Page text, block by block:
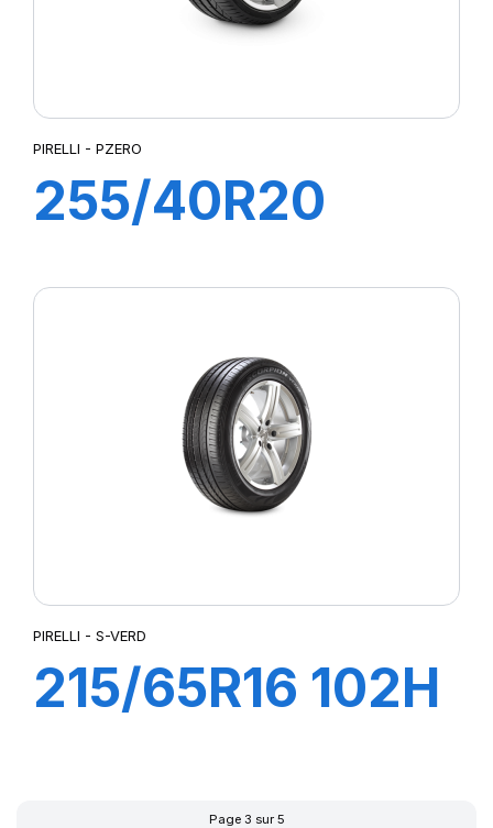
PIRELLI - PZERO
255/40R20
PIRELLI - S-VERD
215/65R16 102H
Page 3 sur 5